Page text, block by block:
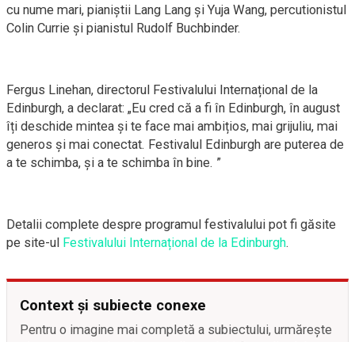
cu nume mari, pianiștii Lang Lang și Yuja Wang, percutionistul
Colin Currie și pianistul Rudolf Buchbinder.
Fergus Linehan, directorul Festivalului Internațional de la
Edinburgh, a declarat: „Eu cred că a fi în Edinburgh, în august
îți deschide mintea și te face mai ambițios, mai grijuliu, mai
generos și mai conectat. Festivalul Edinburgh are puterea de
a te schimba, și a te schimba în bine. ”
Detalii complete despre programul festivalului pot fi găsite
pe site-ul Festivalului Internațional de la Edinburgh.
Context și subiecte conexe
Pentru o imagine mai completă a subiectului, urmărește